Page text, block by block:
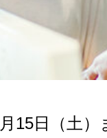
15日（土）